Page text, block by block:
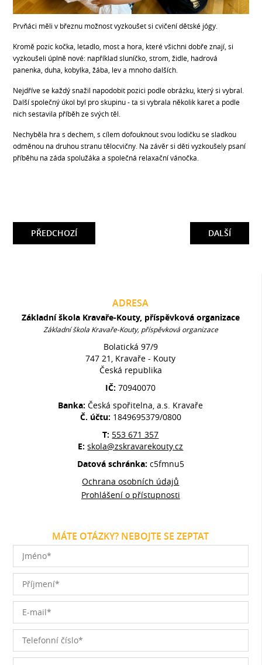
Prvňáci měli v březnu možnost vyzkoušet si cvičení dětské jógy.
Kromě pozic kočka, letadlo, most a hora, které všichni dobře znají, si
vyzkoušeli úplně nové: například sluníčko, strom, židle, hadrová
panenka, duha, kobylka, žába, lev a mnoho dalších.
Nejdříve se každý snažil napodobit pozici podle obrázku, který si vybral.
Další společný úkol byl pro skupinu - ta si vybrala několik karet a podle
nich sestavila příběh ze svých těl.
Nechyběla hra s dechem, s cílem dofouknout svou lodičku se sladkou
odměnou na druhou stranu tělocvičny. Na závěr si děti vyzkoušely psaní
příběhu na záda spolužáka a společná relaxační vánočka.
DALŠÍ
PŘEDCHOZÍ
ADRESA
Základní škola Kravaře-Kouty, příspěvková organizace
Základní škola Kravaře-Kouty, příspěvková organizace
Bolatická 97/9
747 21, Kravaře - Kouty
Česká republika
IČ:70940070
Banka:Česká spořitelna, a.s. Kravaře
Č. účtu: 1849695379/0800
T: 553 671 357
E:skola@zskravarekouty.cz
Datová schránka: c5fmnu5
Ochrana osobních údajů
Prohlášení o přístupnosti
MÁTE OTÁZKY? NEBOJTE SE ZEPTAT